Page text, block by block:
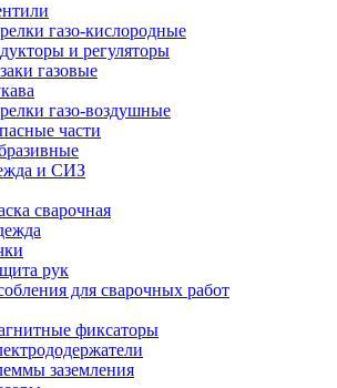
газо-кислородные
и регуляторы
газовые
газо-воздушные
части
и СИЗ
сварочная
рук
для сварочных работ
фиксаторы
заземления